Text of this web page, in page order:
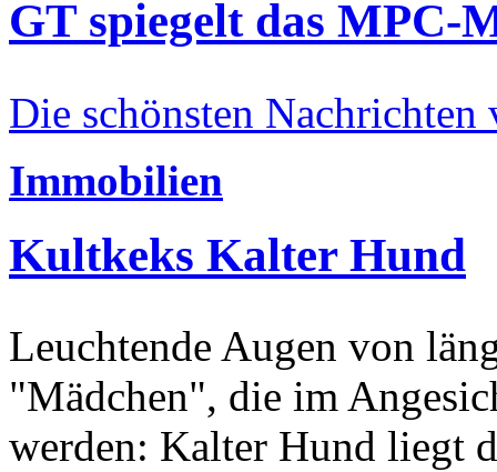
GT spiegelt das MPC-
Die schönsten Nachrichten
Immobilien
Kultkeks Kalter Hund
Leuchtende Augen von
"Mädchen", die im
werden: Kalter Hund liegt